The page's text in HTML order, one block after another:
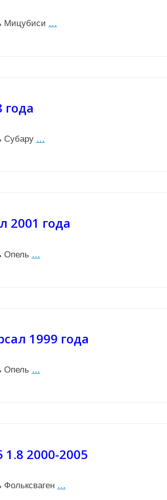
Мицубиси …
года
Субару …
2001 года
Опель …
1999 года
Опель …
1.8 2000-2005
Фольксваген …